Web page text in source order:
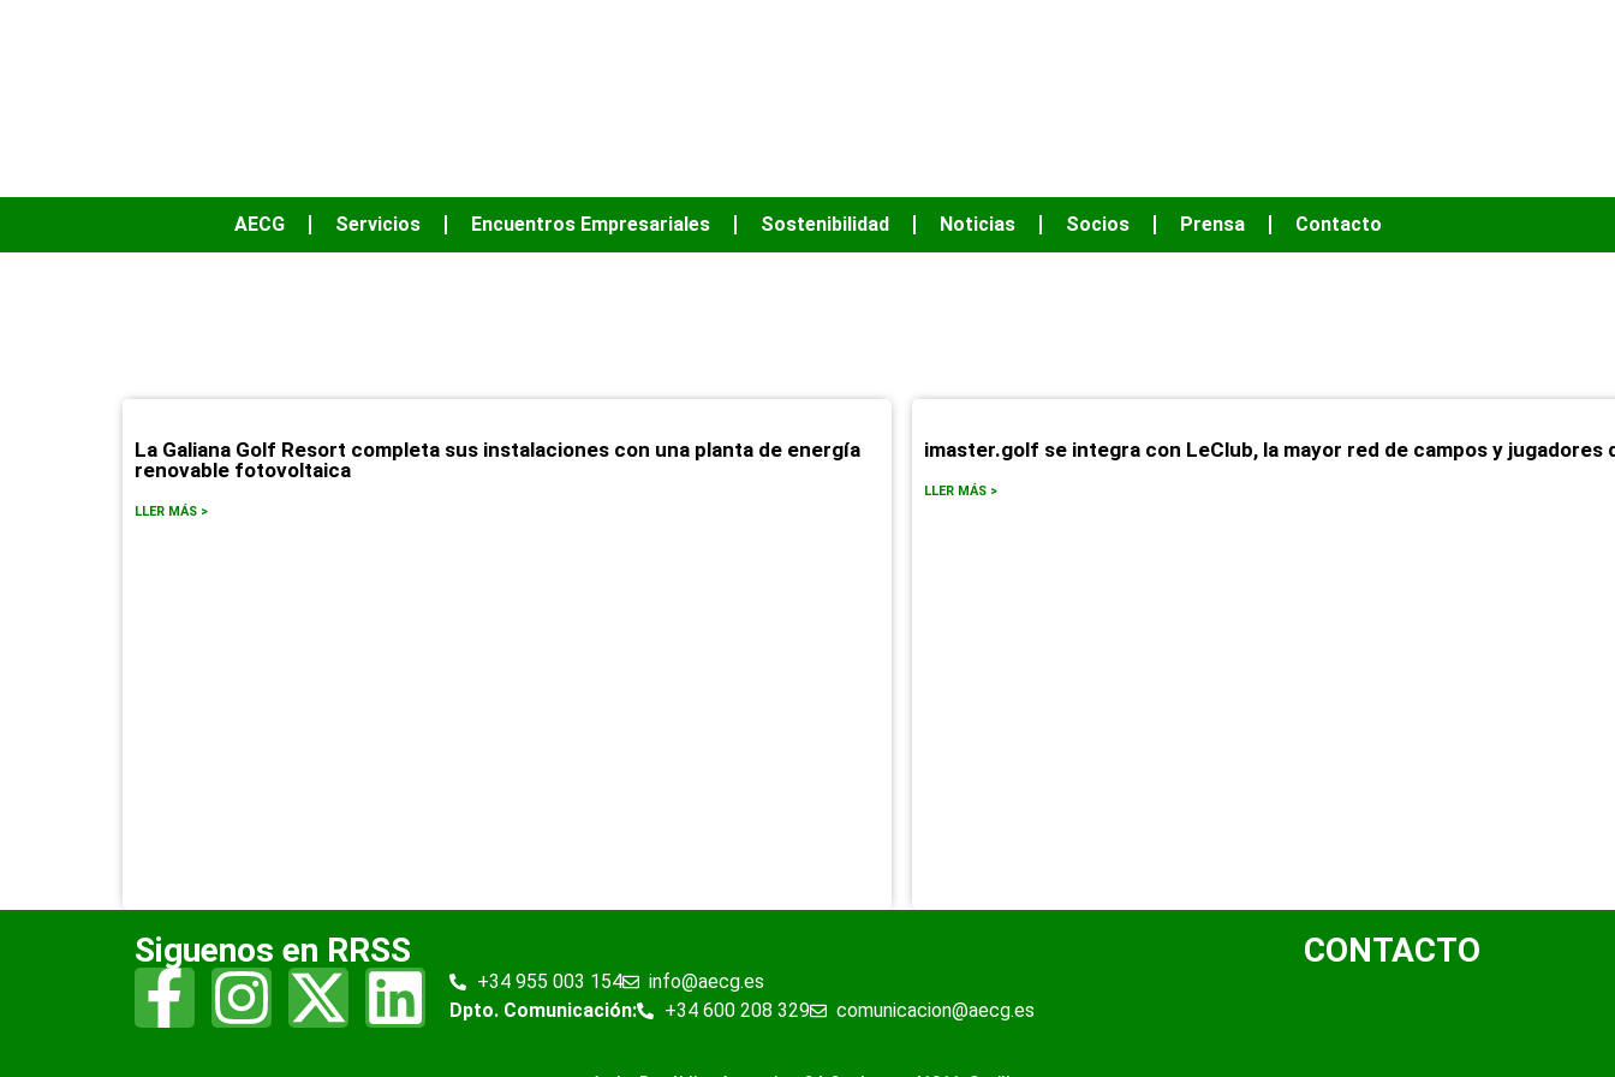
AECG Servicios Encuentros Empresariales Sostenibilidad Noticias Socios Prensa Contacto
La Galiana Golf Resort completa sus instalaciones con una planta de energía
renovable fotovoltaica
LLER MÁS >
imaster.golf se integra con LeClub, la mayor red de campos y jugadores
LLER MÁS >
Siguenos en RRSS CONTACTO
+34 955 003 154
info@aecg.es
Dpto. Comunicación:
+34 600 208 329 comunicacion@aecg.es